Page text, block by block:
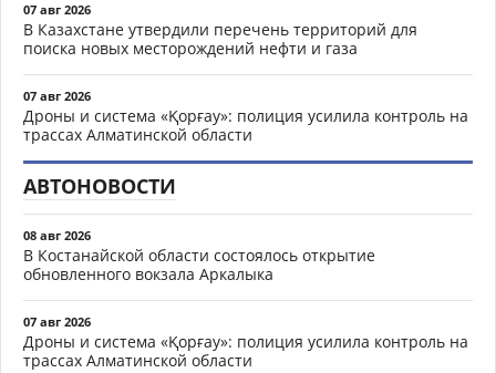
07 авг 2026
В Казахстане утвердили перечень территорий для
поиска новых месторождений нефти и газа
07 авг 2026
Дроны и система «Қорғау»: полиция усилила контроль на
трассах Алматинской области
АВТОНОВОСТИ
08 авг 2026
В Костанайской области состоялось открытие
обновленного вокзала Аркалыка
07 авг 2026
Дроны и система «Қорғау»: полиция усилила контроль на
трассах Алматинской области